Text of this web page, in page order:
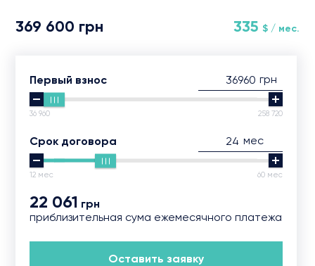
369 600 грн 335 $ / мес.
Первый взнос грн
36 960 258 720
Срок договора мес
12 мес 60 мес
22 061 грн
приблизительная сума ежемесячного платежа
Оставить заявку